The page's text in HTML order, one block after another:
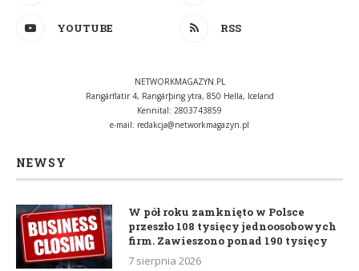
YOUTUBE RSS
NETWORKMAGAZYN.PL
Rangárflatir 4, Rangárþing ytra, 850 Hella, Iceland
Kennital: 2803743859
e-mail: redakcja@networkmagazyn.pl
NEWSY
W pół roku zamknięto w Polsce
przeszło 108 tysięcy jednoosobowych
firm. Zawieszono ponad 190 tysięcy
7 sierpnia 2026